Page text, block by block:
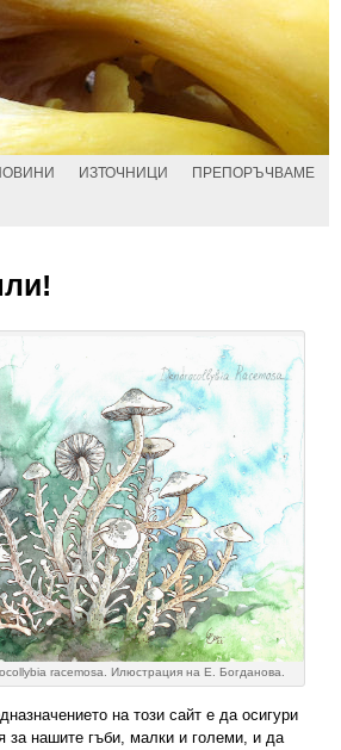
ИЗТОЧНИЦИ ПРЕПОРЪЧВАМЕ
racemosa. Илюстрация на Е. Богданова.
на този сайт е да осигури
за нашите гъби, малки и големи, и да